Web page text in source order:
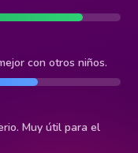
con otros niños.
Muy útil para el